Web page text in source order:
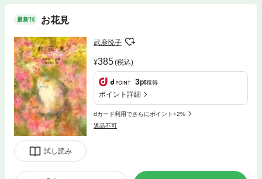
最新刊 お花見
試し読み
武鹿悦子
385(税込)
3pt獲得
ポイント詳細
dカード利用でさらにポイント+2%
返品不可